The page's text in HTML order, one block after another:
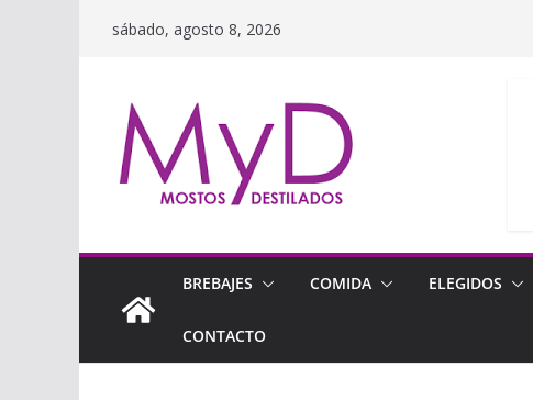
sábado, agosto 8, 2026
BREBAJES COMIDA ELEGIDOS
CONTACTO